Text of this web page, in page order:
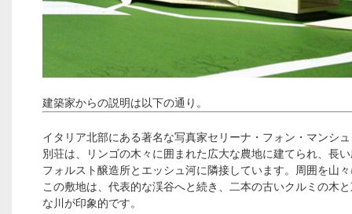
建築家からの説明は以下の通り。
イタリア北部にある著名な写真家セリーナ・フォン・マンシ
別荘は、リンゴの木々に囲まれた広大な農地に建てられ、長
フォルスト醸造所とエッシュ河に隣接しています。周囲を山
この敷地は、代表的な渓谷へと続き、二本の古いクルミの木
な川が印象的です。